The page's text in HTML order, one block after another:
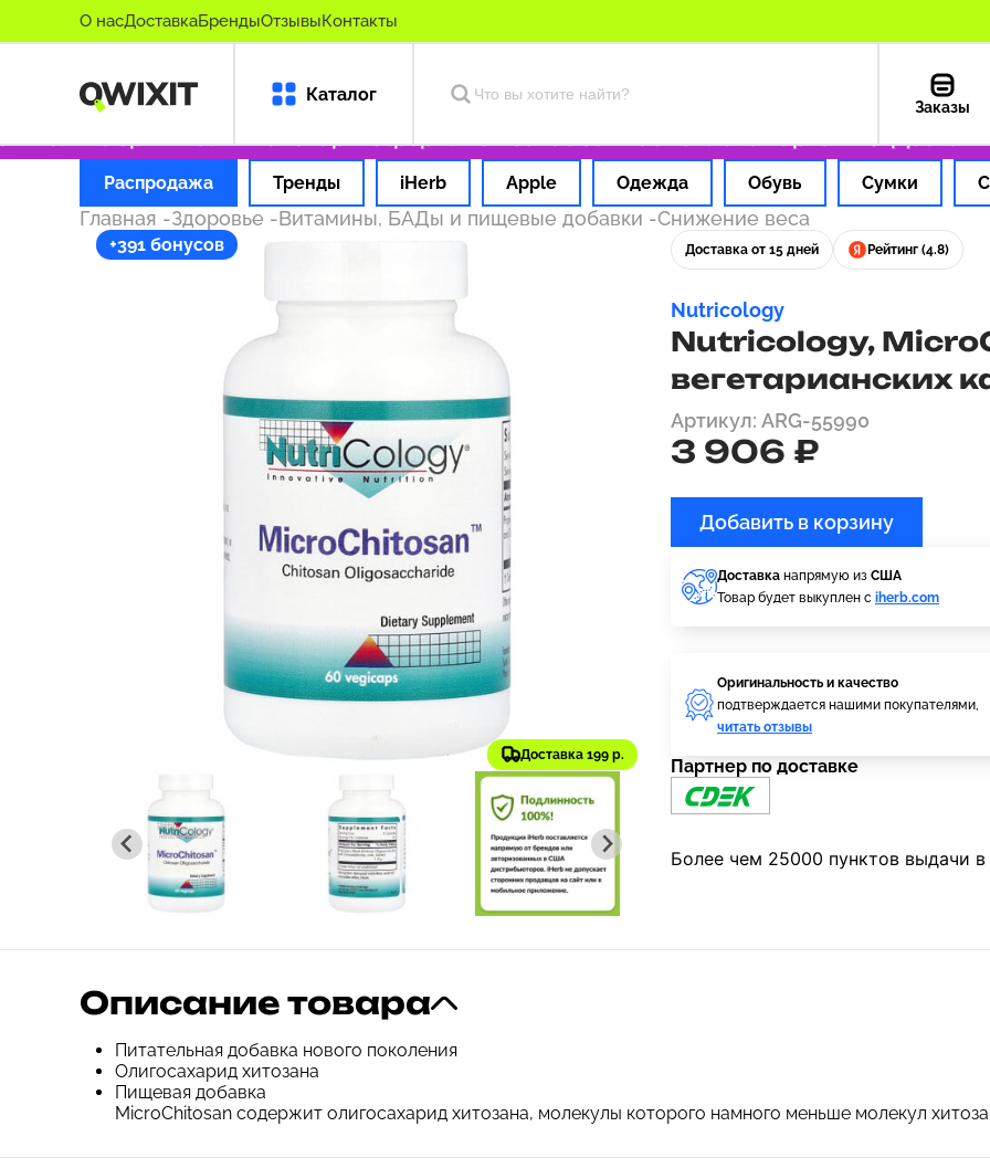
О насДоставкаБрендыОтзывыКонтакты
Каталог
Заказы
Только оригинальные товары Оформляем заказ за 1 час Оплата картой РФ Доставка
Распродажа Тренды iHerb Apple Одежда Обувь Сумки
Главная -Здоровье -Витамины, БАДы и пищевые добавки -Снижение веса
+391 бонусов
Доставка 199 р.
Доставка от 15 дней Рейтинг (4.8)
Nutricology
Nutricology,
вегетарианских
Артикул: ARG-55990
3 906 ₽
Добавить в корзину
Доставка напрямую из США
Товар будет выкуплен с iherb.com
Оригинальность и качество
подтверждается нашими покупателями,
читать отзывы
Партнер по доставке
Более чем 25000 пунктов выдачи
Описание товара
Питательная добавка нового поколения
Олигосахарид хитозана
Пищевая добавка
MicroChitosan содержит олигосахарид хитозана, молекулы которого намного меньше молекул